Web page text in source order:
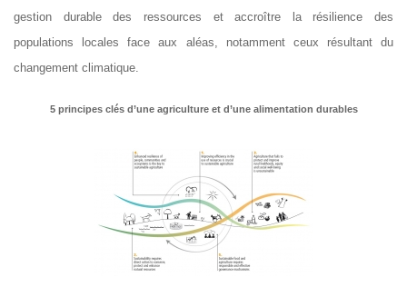
gestion durable des ressources et accroître la résilience des
populations locales face aux aléas, notamment ceux résultant du
changement climatique.
5 principes clés d’une agriculture et d’une alimentation durables